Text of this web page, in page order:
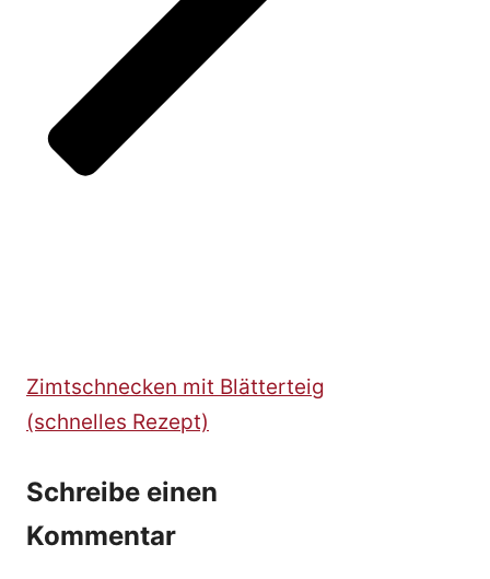
Zimtschnecken mit Blätterteig
(schnelles Rezept)
Schreibe einen
Kommentar